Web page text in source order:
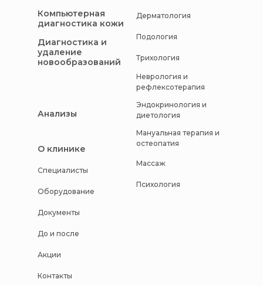
Анализы
О клинике
Компьютерная
диагностика кожи
Диагностика и
удаление
новообразований
Мануальная терапия и
остеопатия
Специалисты
Дерматология
Оборудование
Подология
Документы
Трихология
Массаж
До и после
Неврология и
рефлексотерапия
Психология
Акции
Контакты
Эндокринология и
диетология